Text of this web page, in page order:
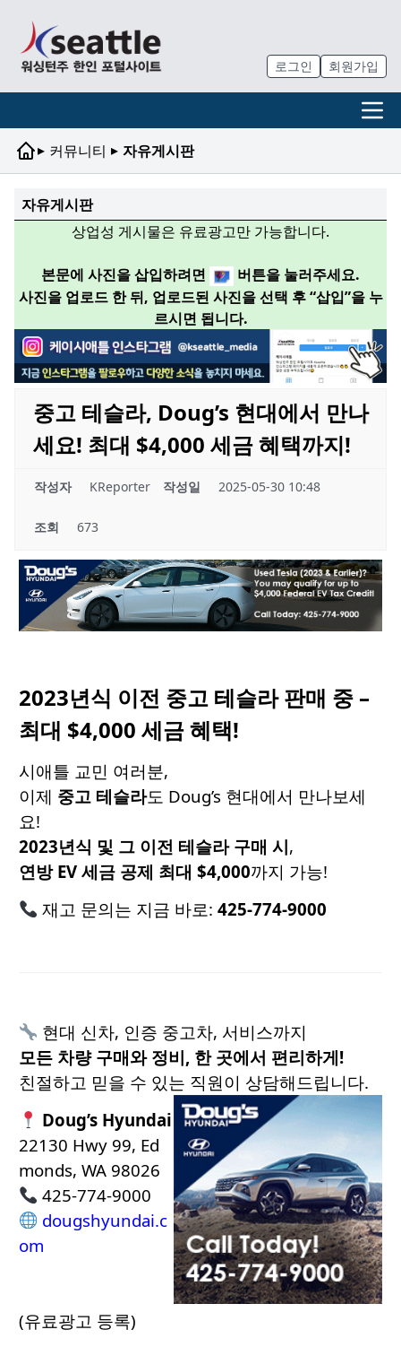
로그인 회원가입
▸ 커뮤니티 ▸ 자유게시판
자유게시판
상업성 게시물은 유료광고만 가능합니다.
본문에 사진을 삽입하려면
버튼을 눌러주세요.
사진을 업로드 한 뒤, 업로드된 사진을 선택 후 “삽입”을 누
르시면 됩니다.
중고 테슬라, Doug’s 현대에서 만나
세요! 최대 $4,000 세금 혜택까지!
작성자 KReporter 작성일 2025-05-30 10:48
조회 673
2023년식 이전 중고 테슬라 판매 중 –
최대 $4,000 세금 혜택!
시애틀 교민 여러분,
이제 중고 테슬라도 Doug’s 현대에서 만나보세
요!
2023년식 및 그 이전 테슬라 구매 시,
연방 EV 세금 공제 최대 $4,000까지 가능!
재고 문의는 지금 바로:425-774-9000
현대 신차, 인증 중고차, 서비스까지
모든 차량 구매와 정비, 한 곳에서 편리하게!
친절하고 믿을 수 있는 직원이 상담해드립니다.
Doug’s Hyundai
22130 Hwy 99, Ed
monds, WA 98026
425-774-9000
dougshyundai.c
om
(유료광고 등록)